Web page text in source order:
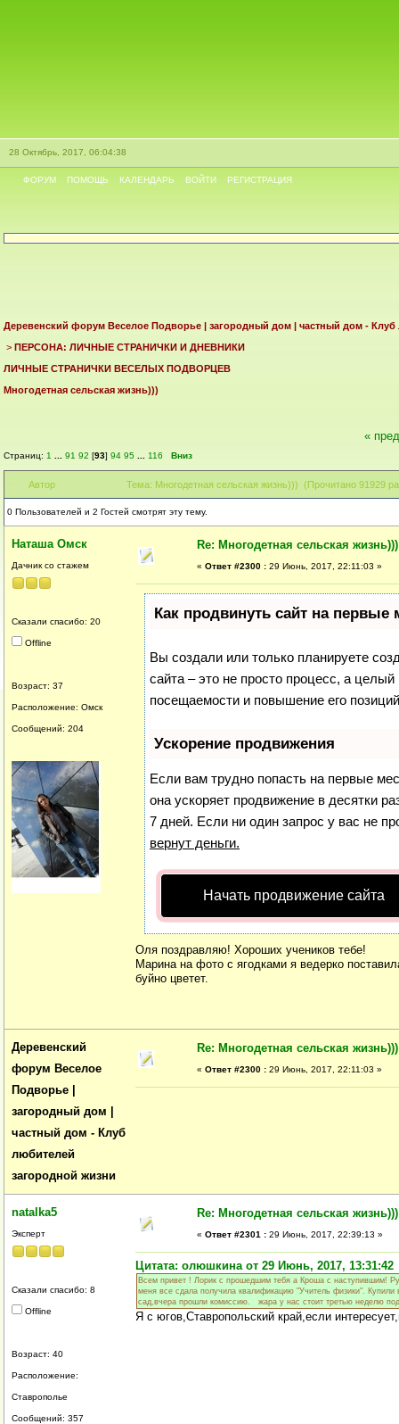
28 Октябрь, 2017, 06:04:38
ФОРУМ ПОМОЩЬ КАЛЕНДАРЬ ВОЙТИ РЕГИСТРАЦИЯ
Деревенский форум Веселое Подворье | загородный дом | частный дом - Клуб
> ПЕРСОНА: ЛИЧНЫЕ СТРАНИЧКИ И ДНЕВНИКИ
ЛИЧНЫЕ СТРАНИЧКИ ВЕСЕЛЫХ ПОДВОРЦЕВ
Многодетная сельская жизнь)))
Страниц: 1 91 92 [93] 94 95 116 Вниз
«
Автор Тема: Многодетная сельская жизнь))) (Прочитано 91929
0 Пользователей и 2 Гостей смотрят эту тему.
Наташа Омск
Дачник со стажем
Сказали спасибо: 20
Offline
Возраст: 37
Расположение: Омск
Сообщений: 204
Re: Многодетная сельская жизнь)))
« Ответ #2300 : 29 Июнь, 2017, 22:11:03 »
Как продвинуть сайт на первые
Вы создали или только планируете
сайта – это не просто процесс, а
посещаемости и повышение его
Ускорение продвижения
Если вам трудно попасть на первые
она ускоряет продвижение в десятки
7 дней. Если ни один запрос у вас не
вернут деньги.
Начать продвижение сайта
Оля поздравляю! Хороших учеников тебе!
Марина на фото с ягодками я ведерко
буйно цветет.
Деревенский
форум Веселое
Подворье |
загородный дом |
частный дом - Клуб
любителей
загородной жизни
Re: Многодетная сельская жизнь)))
« Ответ #2300 : 29 Июнь, 2017, 22:11:03 »
natalka5
Эксперт
Сказали спасибо: 8
Offline
Возраст: 40
Расположение:
Ставрополье
Сообщений: 357
Re: Многодетная сельская жизнь)))
« Ответ #2301 : 29 Июнь, 2017, 22:39:13 »
Цитата: олюшкина от 29 Июнь, 2017, 13:31:42
Всем привет ! Лорик с прошедшим тебя а Кроша с наступившим!
меня все сдала получила квалификацию "Учитель физики". Купили
сад,вчера прошли комиссию. жара у нас стоит третью неделю
Я с югов,Ставропольский край,если